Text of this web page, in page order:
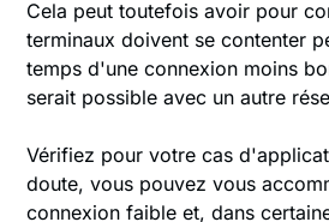
Cela peut toutefois avoir pour
terminaux doivent se contenter
temps d'une connexion moins
serait possible avec un autre
Vérifiez pour votre cas
doute, vous pouvez vous
connexion faible et, dans